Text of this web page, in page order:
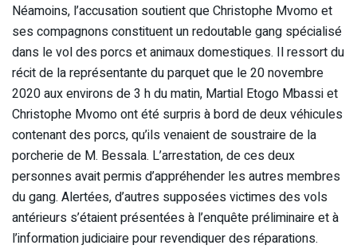
Néamoins, l’accusation soutient que Christophe Mvomo et
ses compagnons constituent un redoutable gang spécialisé
dans le vol des porcs et animaux domestiques. Il ressort du
récit de la représentante du parquet que le 20 novembre
2020 aux environs de 3 h du matin, Martial Etogo Mbassi et
Christophe Mvomo ont été surpris à bord de deux véhicules
contenant des porcs, qu’ils venaient de soustraire de la
porcherie de M. Bessala. L’arrestation, de ces deux
personnes avait permis d’appréhender les autres membres
du gang. Alertées, d’autres supposées victimes des vols
antérieurs s’étaient présentées à l’enquête préliminaire et à
l’information judiciaire pour revendiquer des réparations.